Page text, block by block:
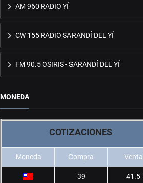
AM 960 RADIO YÍ
CW 155 RADIO SARANDÍ DEL YÍ
FM 90.5 OSIRIS - SARANDÍ DEL YÍ
MONEDA
COTIZACIONES
Moneda Compra Venta
39 41.5